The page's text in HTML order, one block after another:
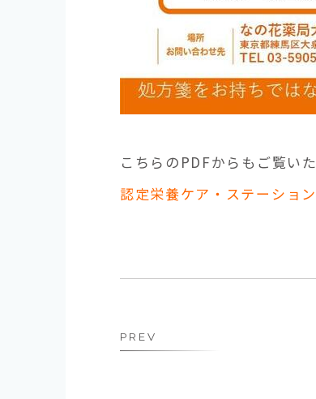
こちらのPDFからもご覧いた
認定栄養ケア・ステーショ
PREV